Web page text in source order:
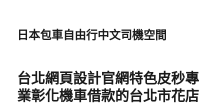
日本包車自由行中文司機空間
台北網頁設計官網特色皮秒專
業彰化機車借款的台北市花店